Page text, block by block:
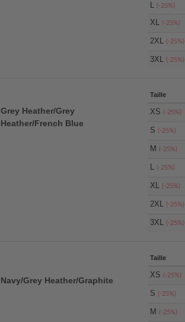
L(-25%)
XL(-25%)
2XL(-25%)
3XL(-25%)
Grey Heather/Grey
Heather/French Blue
Taille
XS(-25%)
S(-25%)
M(-25%)
L(-25%)
XL(-25%)
2XL(-25%)
3XL(-25%)
Navy/Grey Heather/Graphite
Taille
XS(-25%)
S(-25%)
M(-25%)